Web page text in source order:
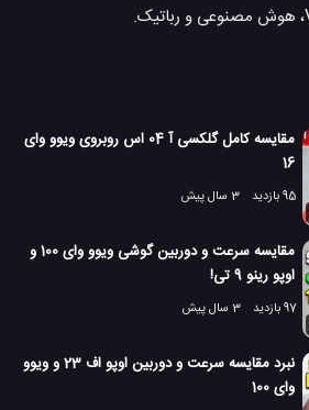
مقایسه کامل گلکسی آ 04 اس روبروی ویوو وای
16
95 بازدید
3 سال پیش
مقایسه سرعت و دوربین گوشی ویوو وای 100 و
اوپو رینو 9 تی!
97 بازدید
3 سال پیش
نبرد مقایسه سرعت و دوربین اوپو اف 23 و ویوو
وای 100